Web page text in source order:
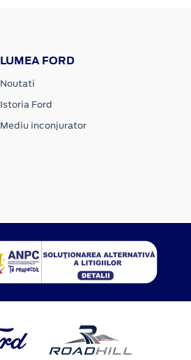
LUMEA FORD
Noutati
Istoria Ford
Mediu inconjurator